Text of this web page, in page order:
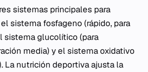
sistemas principales para
sistema fosfageno (rápido, para
sistema glucolítico (para
media) y el sistema oxidativo
La nutrición deportiva ajusta la